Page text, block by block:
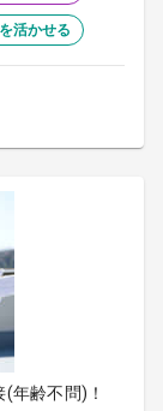
活かせる
年齢不問)！